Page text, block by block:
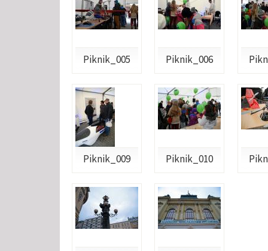
Piknik_005 Piknik_006
Piknik_009 Piknik_010